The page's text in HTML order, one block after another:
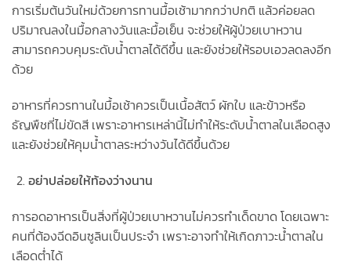
การเริ่มต้นวันใหม่ด้วยการทานมื้อเช้ามากกว่าปกติ แล้วค่อยลด
ปริมาณลงในมื้อกลางวันและมื้อเย็น จะช่วยให้ผู้ป่วยเบาหวาน
สามารถควบคุมระดับน้ำตาลได้ดีขึ้น และยังช่วยให้รอบเอวลดลงอีก
ด้วย
อาหารที่ควรทานในมื้อเช้าควรเป็นเนื้อสัตว์ ผักใบ และข้าวหรือ
ธัญพืชที่ไม่ขัดสี เพราะอาหารเหล่านี้ไม่ทำให้ระดับน้ำตาลในเลือดสูง
และยังช่วยให้คุมน้ำตาลระหว่างวันได้ดีขึ้นด้วย
อย่าปล่อยให้ท้องว่างนาน
การอดอาหารเป็นสิ่งที่ผู้ป่วยเบาหวานไม่ควรทำเด็ดขาด โดยเฉพาะ
คนที่ต้องฉีดอินซูลินเป็นประจำ เพราะอาจทำให้เกิดภาวะน้ำตาลใน
เลือดต่ำได้